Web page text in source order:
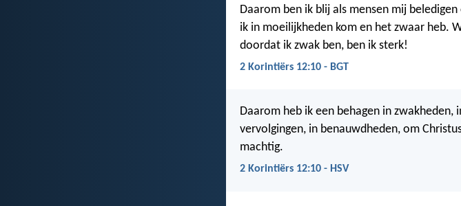
Daarom ben ik blij als mensen mij
ik in moeilijkheden kom en het zwaar heb.
doordat ik zwak ben, ben ik sterk!
2 Korintiërs 12:10 - BGT
Daarom heb ik een behagen in zwakheden,
vervolgingen, in benauwdheden, om
machtig.
2 Korintiërs 12:10 - HSV